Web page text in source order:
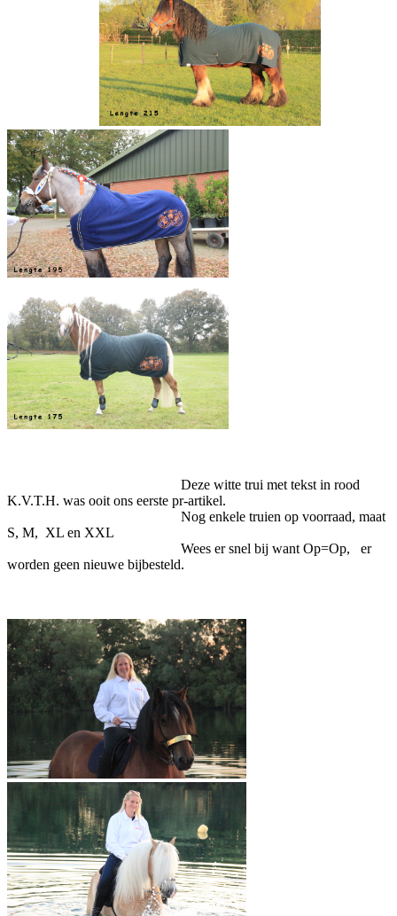
Deze witte trui met tekst in rood
K.V.T.H. was ooit ons eerste pr-artikel.
Nog enkele truien op voorraad, maat
S, M, XL en XXL
Wees er snel bij want Op=Op, er
worden geen nieuwe bijbesteld.